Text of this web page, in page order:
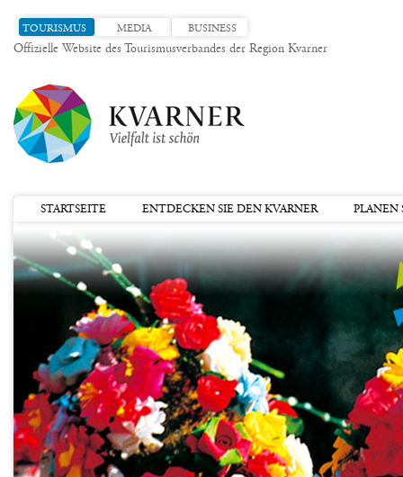
TOURISMUS MEDIA BUSINESS
Offizielle Website des Tourismusverbandes der Region Kvarner
STARTSEITE ENTDECKEN SIE DEN KVARNER PLANEN